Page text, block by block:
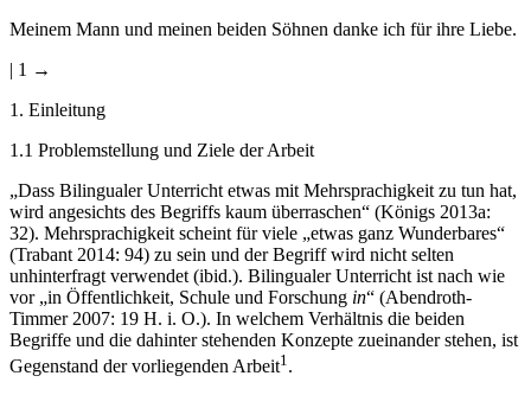
Meinem Mann und meinen beiden Söhnen danke ich für ihre Liebe.
| 1 →
1. Einleitung
1.1 Problemstellung und Ziele der Arbeit
„Dass Bilingualer Unterricht etwas mit Mehrsprachigkeit zu tun hat,
wird angesichts des Begriffs kaum überraschen“ (Königs 2013a:
32). Mehrsprachigkeit scheint für viele „etwas ganz Wunderbares“
(Trabant 2014: 94) zu sein und der Begriff wird nicht selten
unhinterfragt verwendet (ibid.). Bilingualer Unterricht ist nach wie
vor „in Öffentlichkeit, Schule und Forschung in“ (Abendroth-
Timmer 2007: 19 H. i. O.). In welchem Verhältnis die beiden
Begriffe und die dahinter stehenden Konzepte zueinander stehen, ist
Gegenstand der vorliegenden Arbeit1 .